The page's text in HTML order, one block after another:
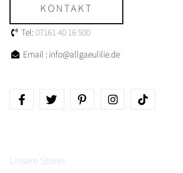
KONTAKT
Tel: 07161 40 16 500
Email : info@allgaeulilie.de
Unsere Stores